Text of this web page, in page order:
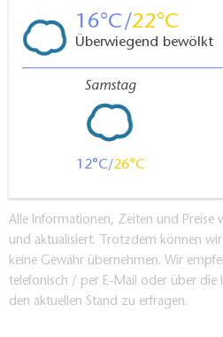
16 22
Überwiegend bewölkt
Samstag
12 26
Alle Informationen, Zeiten und
und aktualisiert. Trotzdem können
keine Gewähr übernehmen. Wir
telefonisch / per E-Mail oder über die
den aktuellen Stand zu erfragen.